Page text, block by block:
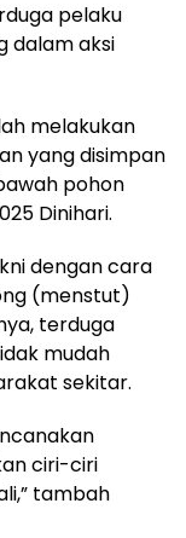
pelaku
dalam aksi
melakukan
yang disimpan
pohon
Dinihari.
dengan cara
(menstut)
terduga
mudah
sekitar.
ciri-ciri
tambah